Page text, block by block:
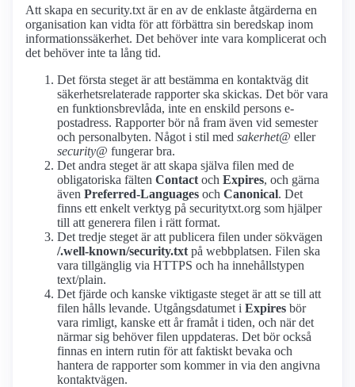
Att skapa en security.txt är en av de enklaste åtgärderna en
organisation kan vidta för att förbättra sin beredskap inom
informationssäkerhet. Det behöver inte vara komplicerat och
det behöver inte ta lång tid.
Det första steget är att bestämma en kontaktväg dit
säkerhetsrelaterade rapporter ska skickas. Det bör vara
en funktionsbrevlåda, inte en enskild persons e-
postadress. Rapporter bör nå fram även vid semester
och personalbyten. Något i stil med sakerhet@ eller
security@ fungerar bra.
Det andra steget är att skapa själva filen med de
obligatoriska fälten Contact och Expires, och gärna
även Preferred-Languages och Canonical. Det
finns ett enkelt verktyg på securitytxt.org som hjälper
till att generera filen i rätt format.
Det tredje steget är att publicera filen under sökvägen
/.well-known/security.txt på webbplatsen. Filen ska
vara tillgänglig via HTTPS och ha innehållstypen
text/plain.
Det fjärde och kanske viktigaste steget är att se till att
filen hålls levande. Utgångsdatumet i Expires bör
vara rimligt, kanske ett år framåt i tiden, och när det
närmar sig behöver filen uppdateras. Det bör också
finnas en intern rutin för att faktiskt bevaka och
hantera de rapporter som kommer in via den angivna
kontaktvägen.